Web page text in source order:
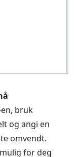
bruk
og angi en
omvendt.
for deg